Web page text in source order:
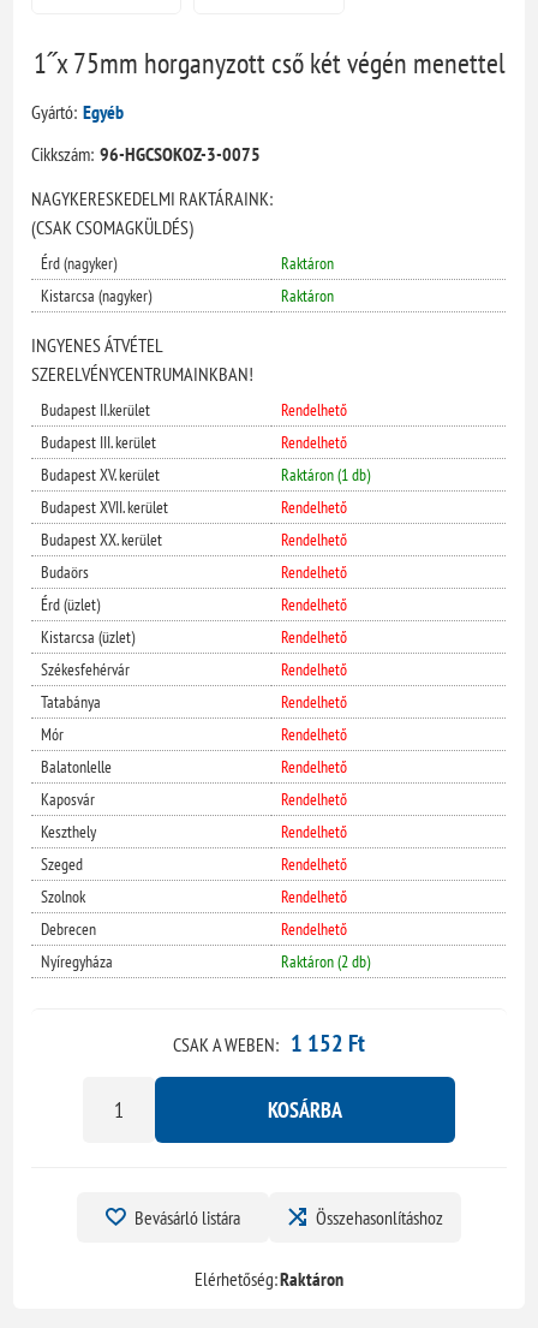
1˝x 75mm horganyzott cső két végén menettel
Gyártó: Egyéb
Cikkszám: 96-HGCSOKOZ-3-0075
NAGYKERESKEDELMI RAKTÁRAINK:
(CSAK CSOMAGKÜLDÉS)
Érd (nagyker)
Raktáron
Kistarcsa (nagyker)
Raktáron
INGYENES ÁTVÉTEL
SZERELVÉNYCENTRUMAINKBAN!
Budapest II.kerület
Rendelhető
Budapest III. kerület
Rendelhető
Budapest XV. kerület
Raktáron (1 db)
Budapest XVII. kerület
Rendelhető
Budapest XX. kerület
Rendelhető
Budaörs
Rendelhető
Érd (üzlet)
Rendelhető
Kistarcsa (üzlet)
Rendelhető
Székesfehérvár
Rendelhető
Tatabánya
Rendelhető
Mór
Rendelhető
Balatonlelle
Rendelhető
Kaposvár
Rendelhető
Keszthely
Rendelhető
Szeged
Rendelhető
Szolnok
Rendelhető
Debrecen
Rendelhető
Nyíregyháza
Raktáron (2 db)
CSAK A WEBEN: 1 152 Ft
KOSÁRBA
Bevásárló listára Összehasonlításhoz
Elérhetőség:Raktáron